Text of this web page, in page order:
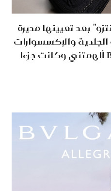
بعد تعيينها مديرة
والإكسسوارات
في "بولغري": BVLGARI ألهمتني وكانت جزءا